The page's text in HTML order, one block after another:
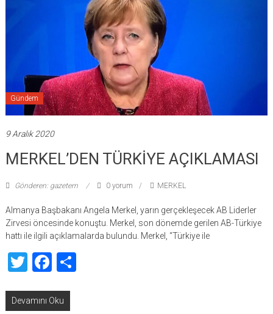
Gündem
9 Aralık 2020
MERKEL’DEN TÜRKİYE AÇIKLAMASI
Gönderen: gazetem 0 yorum MERKEL
Almanya Başbakanı Angela Merkel, yarın gerçekleşecek AB Liderler
Zirvesi öncesinde konuştu. Merkel, son dönemde gerilen AB-Türkiye
hattı ile ilgili açıklamalarda bulundu. Merkel, “Türkiye ile
TwitterFacebook
Devamını Oku